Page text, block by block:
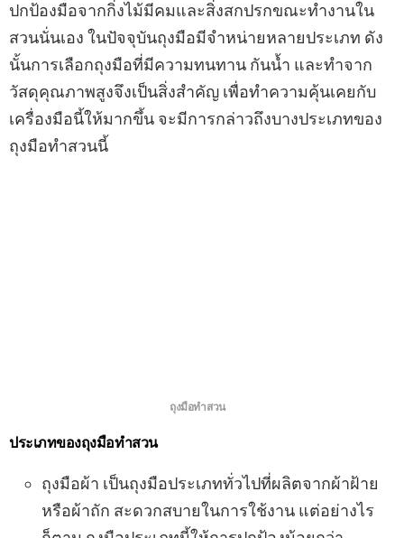
ปกป้องมือจากกิ่งไม้มีคมและสิ่งสกปรกขณะทำงานใน
สวนนั่นเอง ในปัจจุบันถุงมือมีจำหน่ายหลายประเภท ดัง
นั้นการเลือกถุงมือที่มีความทนทาน กันน้ำ และทำจาก
วัสดุคุณภาพสูงจึงเป็นสิ่งสำคัญ เพื่อทำความคุ้นเคยกับ
เครื่องมือนี้ให้มากขึ้น จะมีการกล่าวถึงบางประเภทของ
ถุงมือทำสวนนี้
ถุงมือทำสวน
ประเภทของถุงมือทำสวน
ถุงมือผ้า เป็นถุงมือประเภททั่วไปที่ผลิตจากผ้าฝ้าย
หรือผ้าถัก สะดวกสบายในการใช้งาน แต่อย่างไร